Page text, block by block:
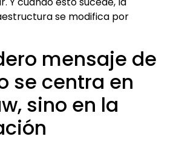
se modifica por
mensaje de
se centra en
sino en la